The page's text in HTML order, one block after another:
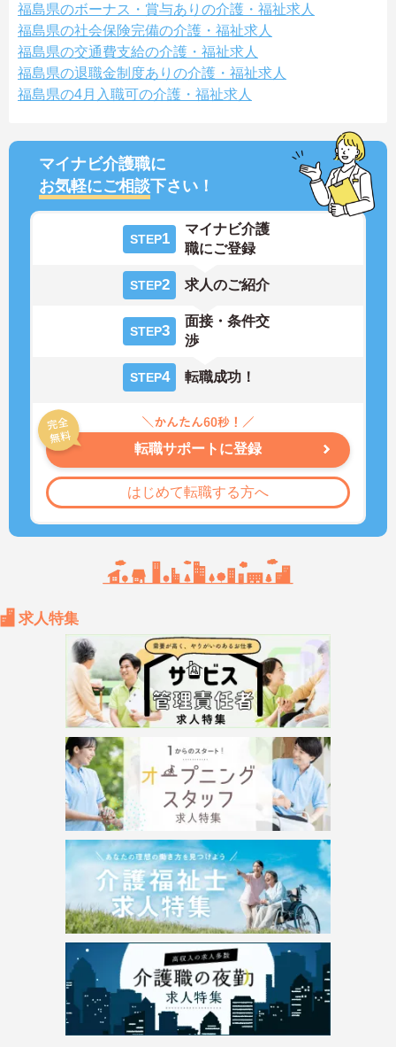
福島県のボーナス・賞与ありの介護・福祉求人
福島県の社会保険完備の介護・福祉求人
福島県の交通費支給の介護・福祉求人
福島県の退職金制度ありの介護・福祉求人
福島県の4月入職可の介護・福祉求人
マイナビ介護職に
お気軽にご相談下さい！
STEP1
マイナビ介護
職にご登録
STEP2 求人のご紹介
STEP3
面接・条件交
渉
STEP4 転職成功！
転職サポートに登録
はじめて転職する方へ
求人特集